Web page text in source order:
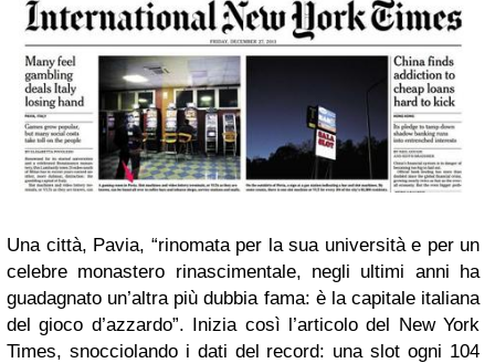
Una città, Pavia, “rinomata per la sua università e per un
celebre monastero rinascimentale, negli ultimi anni ha
guadagnato un’altra più dubbia fama: è la capitale italiana
del gioco d’azzardo”. Inizia così l’articolo del New York
Times, snocciolando i dati del record: una slot ogni 104